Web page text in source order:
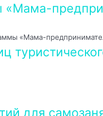
«Мама-
для